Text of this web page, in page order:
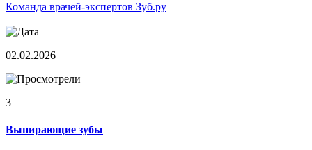
Команда врачей-экспертов Зуб.ру
02.02.2026
3
Выпирающие зубы